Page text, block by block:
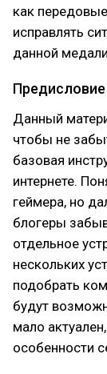
как
исправлять
данной
Предисловие
Данный
чтобы не
базовая
интернете.
геймера, но
блогеры
отдельное
нескольких
подобрать
будут
мало
особенности